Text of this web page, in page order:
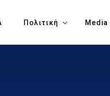
Πολιτική Media